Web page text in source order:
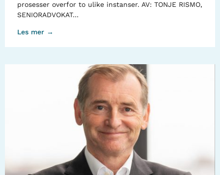
prosesser overfor to ulike instanser. AV: TONJE RISMO,
SENIORADVOKAT…
Les mer →